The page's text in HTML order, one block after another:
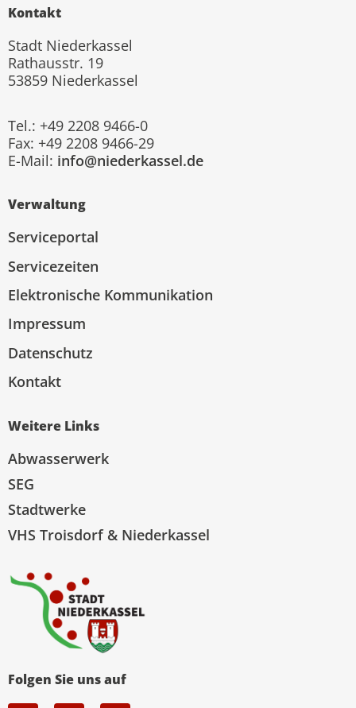
Kontakt
Stadt Niederkassel
Rathausstr. 19
53859 Niederkassel
Tel.: +49 2208 9466-0
Fax: +49 2208 9466-29
E-Mail: info@niederkassel.de
Verwaltung
Serviceportal
Servicezeiten
Elektronische Kommunikation
Impressum
Datenschutz
Kontakt
Weitere Links
Abwasserwerk
SEG
Stadtwerke
VHS Troisdorf & Niederkassel
Folgen Sie uns auf